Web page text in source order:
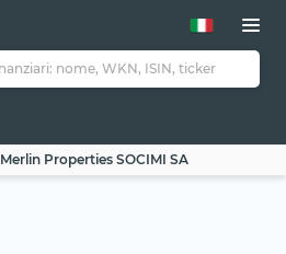
Merlin Properties SOCIMI SA